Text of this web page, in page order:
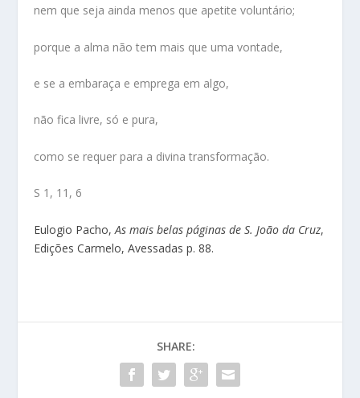
nem que seja ainda menos que apetite voluntário;
porque a alma não tem mais que uma vontade,
e se a embaraça e emprega em algo,
não fica livre, só e pura,
como se requer para a divina transformação.
S 1, 11, 6
Eulogio Pacho,As mais belas páginas de S. João da Cruz,
Edições Carmelo, Avessadas p. 88.
SHARE: